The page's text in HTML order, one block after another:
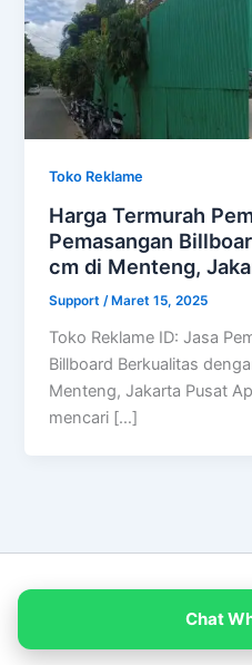
Toko Reklame
Harga Termurah
Pemasangan
cm di Menteng,
Support/ Maret 15, 2025
Toko Reklame ID: Jasa
Billboard Berkualitas
Menteng, Jakarta Pusat
mencari […]
Chat